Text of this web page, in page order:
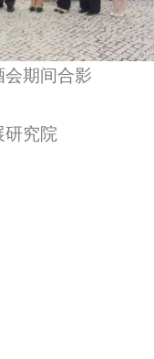
期间合影
研究院